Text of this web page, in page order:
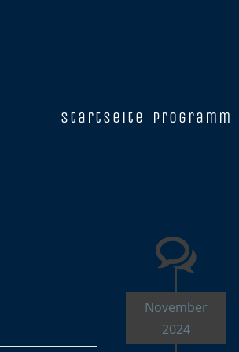
Startseite Programm
November
2024